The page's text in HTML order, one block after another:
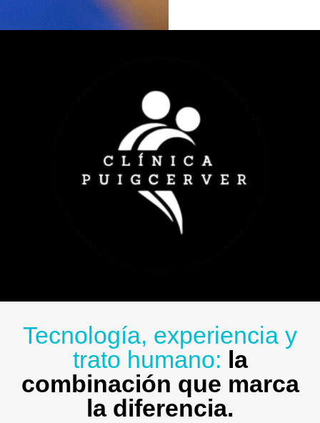
Tecnología, experiencia y
trato humano: la
combinación que marca
la diferencia.